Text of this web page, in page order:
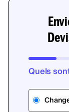
Quels